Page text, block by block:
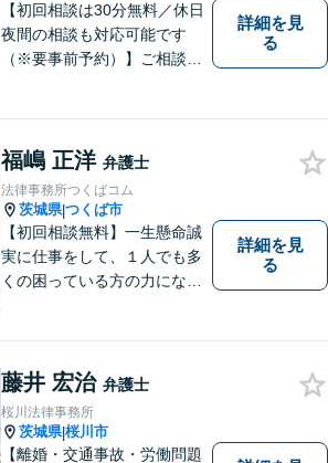
【初回相談は30分無料／休日
夜間の相談も対応可能です
（※要事前予約）】ご相談、
にお問合せください。
詳細を見
る
福嶋 正洋 弁護士
法律事務所つくばコム
茨城県|つくば市
【初回相談無料】一生懸命誠
実に仕事をして、１人でも多
くの困っている方の力にな
事案かどうかも含め、私が親
切・丁寧にご対応致します。
ぜひご相談ください。
詳細を見
る
藤井 宏治 弁護士
桜川法律事務所
茨城県|桜川市
【離婚・交通事故・労働問題